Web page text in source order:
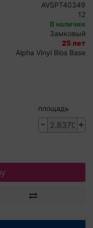
AVSPT40349
12
В наличии
Замковый
25 лет
Alpha Vinyl Blos Base
площадь
- +